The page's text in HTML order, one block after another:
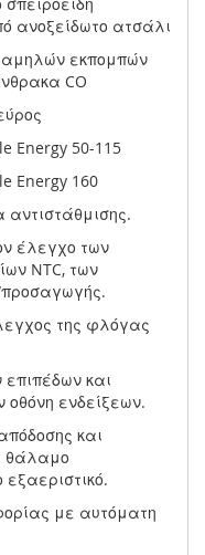
ανοξείδωτο ατσάλι
εκπομπών
CO
Energy 50-115
Energy 160
έλεγχο των
NTC, των
της φλόγας
και
οθόνη ενδείξεων.
και
θάλαμο
με αυτόματη